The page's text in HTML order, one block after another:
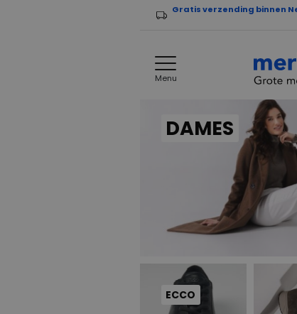
Gratis verzending binnen
Menu
DAMES
ECCO